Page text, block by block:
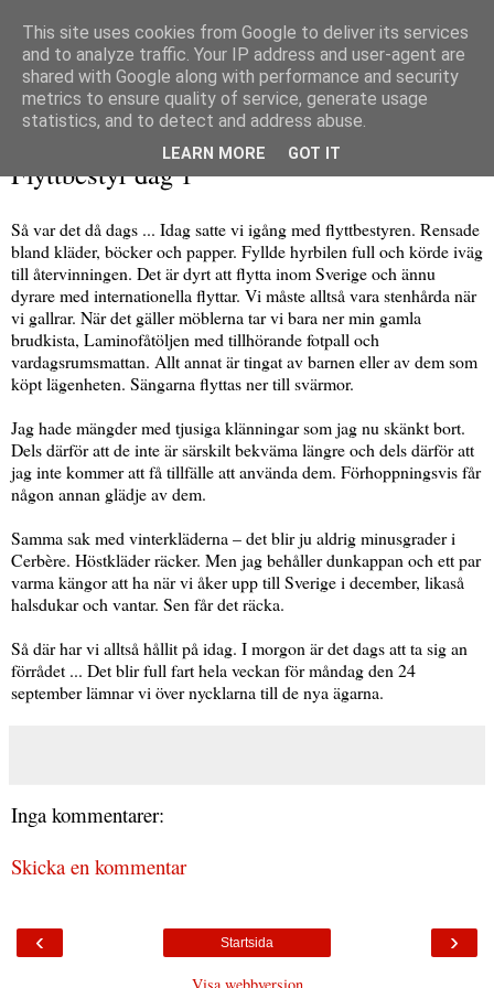
söndag 16 september 2018
Flyttbestyr dag 1
Så var det då dags ... Idag satte vi igång med flyttbestyren. Rensade
bland kläder, böcker och papper. Fyllde hyrbilen full och körde iväg
till återvinningen. Det är dyrt att flytta inom Sverige och ännu
dyrare med internationella flyttar. Vi måste alltså vara stenhårda när
vi gallrar. När det gäller möblerna tar vi bara ner min gamla
brudkista, Laminofåtöljen med tillhörande fotpall och
vardagsrumsmattan. Allt annat är tingat av barnen eller av dem som
köpt lägenheten. Sängarna flyttas ner till svärmor.
Jag hade mängder med tjusiga klänningar som jag nu skänkt bort.
Dels därför att de inte är särskilt bekväma längre och dels därför att
jag inte kommer att få tillfälle att använda dem. Förhoppningsvis får
någon annan glädje av dem.
Samma sak med vinterkläderna – det blir ju aldrig minusgrader i
Cerbère. Höstkläder räcker. Men jag behåller dunkappan och ett par
varma kängor att ha när vi åker upp till Sverige i december, likaså
halsdukar och vantar. Sen får det räcka.
Så där har vi alltså hållit på idag. I morgon är det dags att ta sig an
förrådet ... Det blir full fart hela veckan för måndag den 24
september lämnar vi över nycklarna till de nya ägarna.
Inga kommentarer:
Skicka en kommentar
‹ ›
Startsida
This site uses cookies from Google to deliver its services
and to analyze traffic. Your IP address and user-agent are
shared with Google along with performance and security
metrics to ensure quality of service, generate usage
statistics, and to detect and address abuse.
LEARN MORE GOT IT